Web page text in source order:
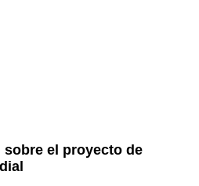
el proyecto de